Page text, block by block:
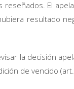
El
resultado
la decisión
de vencido (art.